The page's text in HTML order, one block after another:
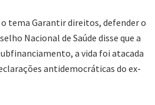
tema Garantir direitos, defender o
Nacional de Saúde disse que a
a vida foi atacada
antidemocráticas do ex-